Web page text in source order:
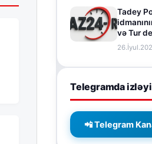
Tadey
və Tur
səhifəsi
Telegramda
📲 Telegram